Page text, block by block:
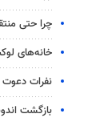
چرا حتی
خانه‌های
نفرات
بازگشت